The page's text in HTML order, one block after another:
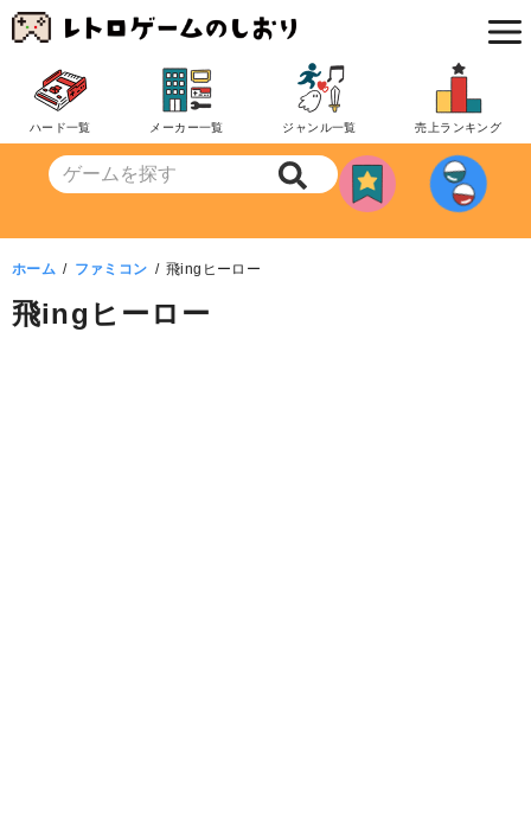
コ
ン
ツ
動
ハード一覧 メーカー一覧 ジャンル一覧 売上ランキング
ホーム ファミコン 飛ingヒーロー
飛ingヒーロー